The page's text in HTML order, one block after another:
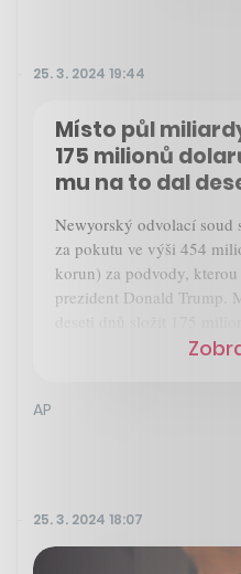
25. 3. 2024 19:44
Místo půl
175 milionů
mu na to dal
Newyorský odvolací soud
za pokutu ve výši 454
korun) za podvody,
prezident Donald Trump.
AP
25. 3. 2024 18:07